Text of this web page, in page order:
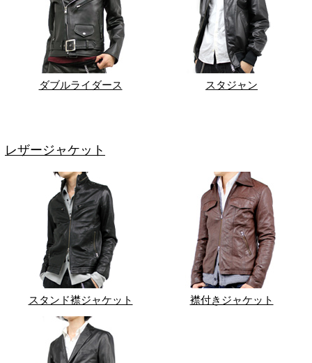
ダブルライダース スタジャン
レザージャケット
スタンド襟ジャケット 襟付きジャケット